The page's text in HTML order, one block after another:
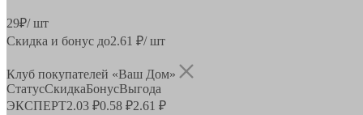
29₽/ шт
Скидка и бонус до2.61 ₽/ шт
Клуб покупателей «Ваш Дом»
СтатусСкидкаБонусВыгода
ЭКСПЕРТ2.03 ₽0.58 ₽2.61 ₽